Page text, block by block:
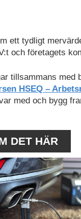
ett tydligt
och företagets
tillsammans
HSEQ –
med och bygg
DET HÄR